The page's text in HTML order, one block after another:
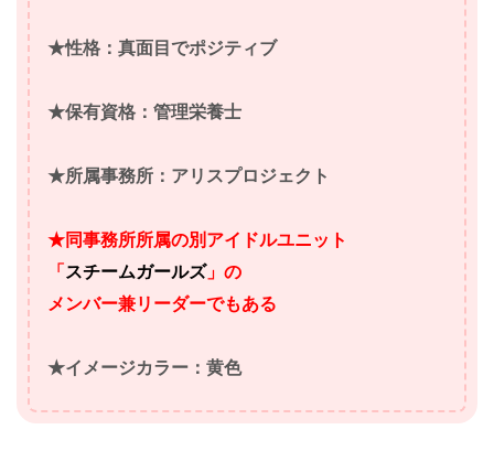
★性格：真面目でポジティブ
★保有資格：管理栄養士
★所属事務所：アリスプロジェクト
★同事務所所属の別アイドルユニット
「 スチームガールズ」の
メンバー兼リーダーでもある
★イメージカラー：黄色